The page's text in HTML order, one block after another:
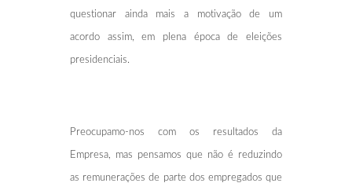
questionar ainda mais a motivação de um
acordo assim, em plena época de eleições
presidenciais.
Preocupamo-nos com os resultados da
Empresa, mas pensamos que não é reduzindo
as remunerações de parte dos empregados que